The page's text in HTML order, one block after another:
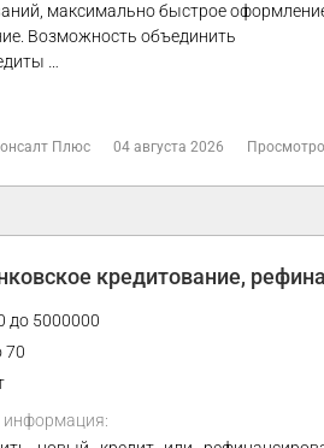
максимально быстрое
Возможность объединить
…
Плюс 04 августа 2026
кредитование,
до 5000000
70
информация: